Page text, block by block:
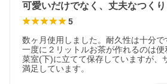
▲Check!▲
注目商品
可愛いだけでなく、丈夫なつくり
5
数ヶ月使用しました。耐久性は十分で
一度に２リットルお茶が作れるのは
菜室(下)に立てて保存していますが、
満足しています。